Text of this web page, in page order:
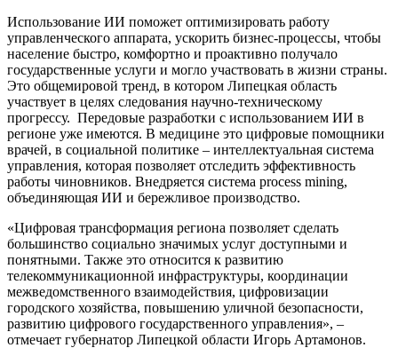
Использование ИИ поможет оптимизировать работу
управленческого аппарата, ускорить бизнес-процессы, чтобы
население быстро, комфортно и проактивно получало
государственные услуги и могло участвовать в жизни страны.
Это общемировой тренд, в котором Липецкая область
участвует в целях следования научно-техническому
прогрессу. Передовые разработки с использованием ИИ в
регионе уже имеются. В медицине это цифровые помощники
врачей, в социальной политике – интеллектуальная система
управления, которая позволяет отследить эффективность
работы чиновников. Внедряется система process mining,
объединяющая ИИ и бережливое производство.
«Цифровая трансформация региона позволяет сделать
большинство социально значимых услуг доступными и
понятными. Также это относится к развитию
телекоммуникационной инфраструктуры, координации
межведомственного взаимодействия, цифровизации
городского хозяйства, повышению уличной безопасности,
развитию цифрового государственного управления», –
отмечает губернатор Липецкой области Игорь Артамонов.